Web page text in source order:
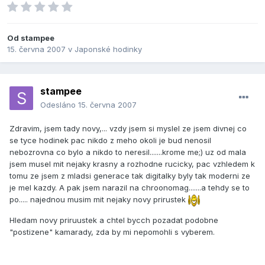
Od stampee
15. června 2007 v Japonské hodinky
stampee
Odesláno 15. června 2007
Zdravim, jsem tady novy,... vzdy jsem si myslel ze jsem divnej co
se tyce hodinek pac nikdo z meho okoli je bud nenosil
nebozrovna co bylo a nikdo to neresil.......krome me;) uz od mala
jsem musel mit nejaky krasny a rozhodne rucicky, pac vzhledem k
tomu ze jsem z mladsi generace tak digitalky byly tak moderni ze
je mel kazdy. A pak jsem narazil na chroonomag.......a tehdy se to
po..... najednou musim mit nejaky novy prirustek
Hledam novy priruustek a chtel bycch pozadat podobne
"postizene" kamarady, zda by mi nepomohli s vyberem.